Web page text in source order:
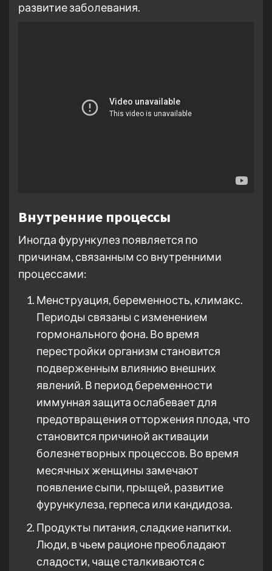
развитие заболевания.
Внутренние процессы
Иногда фурункулез появляется по
причинам, связанным со внутренними
процессами:
Менструация, беременность, климакс.
Периоды связаны с изменением
гормонального фона. Во время
перестройки организм становится
подверженным влиянию внешних
явлений. В период беременности
иммунная защита ослабевает для
предотвращения отторжения плода, что
становится причиной активации
болезнетворных процессов. Во время
месячных женщины замечают
появление сыпи, прыщей, развитие
фурункулеза, герпеса или кандидоза.
Продукты питания, сладкие напитки.
Люди, в чьем рационе преобладают
сладости, чаще сталкиваются с